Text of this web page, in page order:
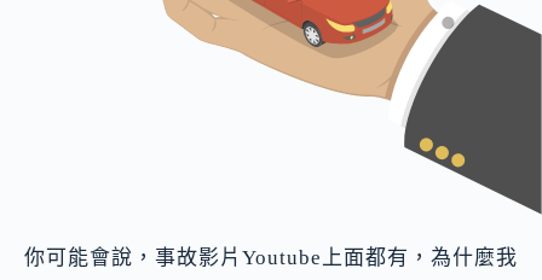
你可能會說，事故影片Youtube上面都有，為什麼我